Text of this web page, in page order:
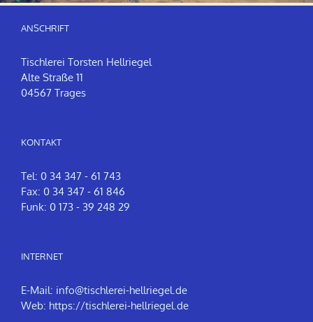
ANSCHRIFT
Tischlerei Torsten Hellriegel
Alte Straße 11
04567 Trages
KONTAKT
Tel: 0 34 347 - 61 743
Fax: 0 34 347 - 61 846
Funk: 0 173 - 39 248 29
INTERNET
E-Mail: info@tischlerei-hellriegel.de
Web: https://tischlerei-hellriegel.de